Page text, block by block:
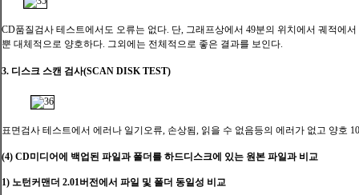
CD품질검사 테스트에서도 오류는 없다. 단, 그래프상에서 49분의 위치에서 궤적에
뿐 대체적으로 양호하다. 그외에는 전체적으로 좋은 결과를 보인다.
3. 디스크 스캔 검사(SCAN DISK TEST)
표면검사 테스트에서 에러나 일기오류, 손상됨, 읽을 수 없음등의 에러가 없고 양호
(4) CD미디어에 백업된 파일과 폴더를 하드디스크에 있는 원본 파일과 비교
1) 노턴커맨더 2.01버전에서 파일 및 폴더 동일성 비교